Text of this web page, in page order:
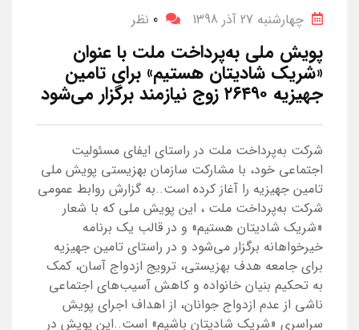
چهارشنبه 27 آذر 1398 0 نظر
پویش ملی به‌پرداخت ملت با عنوان
«شریک شادیتان هستیم» برای تامین
جهیزیه ۲۶۴۹۰ زوج نیازمند برگزار می‌شود
شرکت به‌پرداخت ملت در راستای ایفای مسئولیت
اجتماعی خود، با مشارکت سازمان بهزیستی پویش ملی
تامین جهیزیه را آغاز کرده است..به گزارش روابط عمومی
شرکت به‌پرداخت ملت ، این پویش ملی که با شعار
«شریک شادیتان هستیم» و در قالب یک برنامه
خیرخواهانه برگزار می‌شود و در راستای تامین جهیزیه
برای جامعه هدف بهزیستی، ترویج ازدواج آسان، کمک
به تحکیم بنیان خانواده و کاهش آسیب‌های اجتماعی
ناشی از عدم ازدواج جوانان، از اهداف اجرای پویش
سراسری «شریک شادیتان باشیم» است..این پویش در